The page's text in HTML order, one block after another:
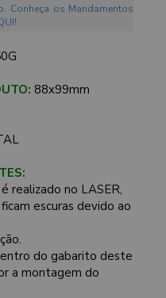
Conheça os Mandamentos
88x99mm
realizado no LASER,
escuras devido ao
do gabarito deste
a montagem do